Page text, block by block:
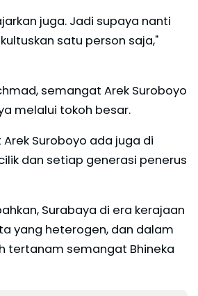
juga. Jadi supaya nanti
satu person saja,"
semangat Arek Suroboyo
melalui tokoh besar.
Suroboyo ada juga di
dan setiap generasi penerus
Surabaya di era kerajaan
yang heterogen, dan dalam
tertanam semangat Bhineka